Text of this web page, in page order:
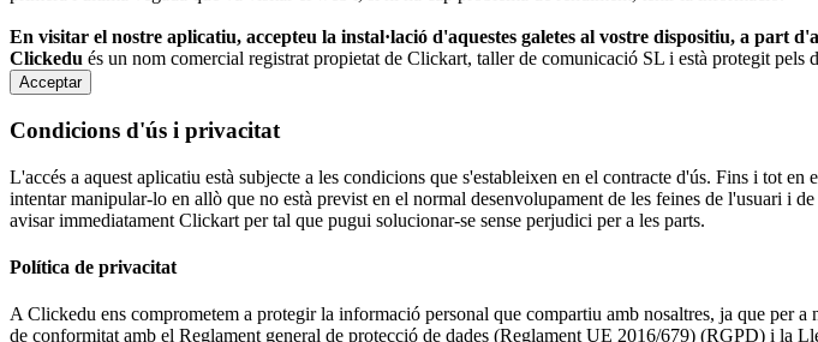
En visitar el nostre aplicatiu, accepteu la instal·lació d'aquestes galetes al vostre dispositiu, a part
Clickedu és un nom comercial registrat propietat de Clickart, taller de comunicació SL i està protegit pels
Acceptar
Condicions d'ús i privacitat
L'accés a aquest aplicatiu està subjecte a les condicions que s'estableixen en el contracte d'ús. Fins i tot
intentar manipular-lo en allò que no està previst en el normal desenvolupament de les feines de l'usuari i
avisar immediatament Clickart per tal que pugui solucionar-se sense perjudici per a les parts.
Política de privacitat
A Clickedu ens comprometem a protegir la informació personal que compartiu amb nosaltres, ja que per
de conformitat amb el Reglament general de protecció de dades (Reglament UE 2016/679) (RGPD) i la